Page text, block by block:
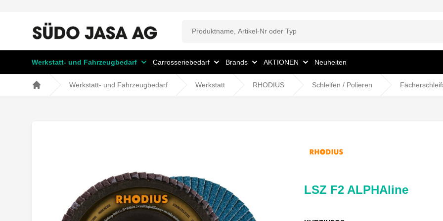
Werkstatt- und Fahrzeugbedarf Carrosseriebedarf Brands AKTIONEN Neuheiten
Werkstatt- und Fahrzeugbedarf Werkstatt RHODIUS Schleifen / Polieren
LSZ F2 ALPHAline